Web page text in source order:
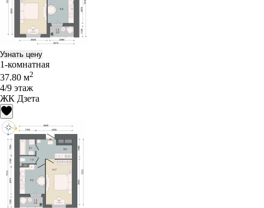
Узнать цену
1-комнатная
37.80 м2
4/9 этаж
ЖК Дзета